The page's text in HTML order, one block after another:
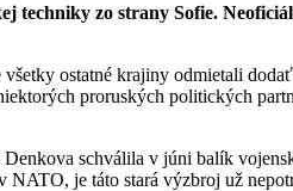
zo strany Sofie.
ostatné krajiny odmietali
proruských politických
schválila v júni balík
je táto stará výzbroj už